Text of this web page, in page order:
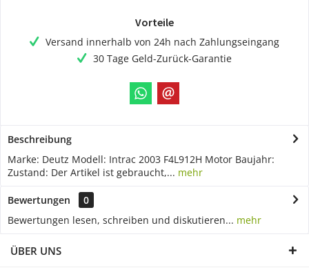
Vorteile
Versand innerhalb von 24h nach Zahlungseingang
30 Tage Geld-Zurück-Garantie
Beschreibung
Marke: Deutz Modell: Intrac 2003 F4L912H Motor Baujahr:
Zustand: Der Artikel ist gebraucht,... mehr
Bewertungen
0
Bewertungen lesen, schreiben und diskutieren... mehr
ÜBER UNS